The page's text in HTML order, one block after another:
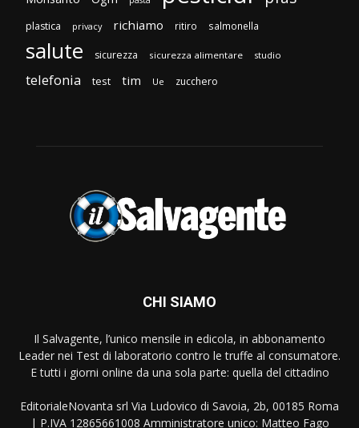
plastica privacy richiamo ritiro salmonella
salute sicurezza sicurezza alimentare studio
telefonia test tim Ue zucchero
CHI SIAMO
Il Salvagente, l’unico mensile in edicola, in abbonamento
Leader nei Test di laboratorio contro le truffe al consumatore.
E tutti i giorni online da una sola parte: quella del cittadino
EditorialeNovanta srl Via Ludovico di Savoia, 2b, 00185 Roma
| P.IVA 12865661008 Amministratore unico: Matteo Fago